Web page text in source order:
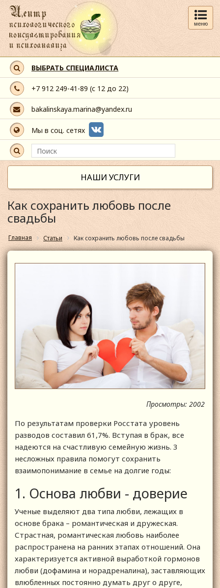
меню
ВЫБРАТЬ СПЕЦИАЛИСТА
+7 912 249-41-89 (с 12 до 22)
bakalinskaya.marina@yandex.ru
Мы в соц. сетях
НАШИ УСЛУГИ
Как сохранить любовь после
свадьбы
Главная Статьи Как сохранить любовь после свадьбы
Просмотры: 2002
По результатам проверки Росстата уровень
разводов составил 61,7%. Вступая в брак, все
надеются на счастливую семейную жизнь. 3
несложных правила помогут сохранить
взаимопонимание в семье на долгие годы:
1. Основа любви - доверие
Ученые выделяют два типа любви, лежащих в
основе брака – романтическая и дружеская.
Страстная, романтическая любовь наиболее
распространена на ранних этапах отношений. Она
характеризуется активной выработкой гормонов
любви (дофамина и норадреналина), заставляющих
влюбленных постоянно думать друг о друге,